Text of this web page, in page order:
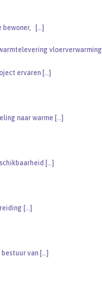
bewoner,
[…]
vloerverwarming
ervaren […]
naar warme […]
[…]
[…]
van […]